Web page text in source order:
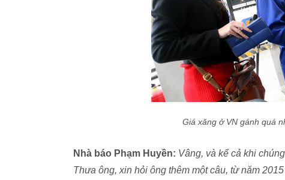
Giá xăng ở VN gánh quá
Nhà báo Phạm Huyền: Vâng, và kể cả khi
Thưa ông, xin hỏi ông thêm một câu, từ năm